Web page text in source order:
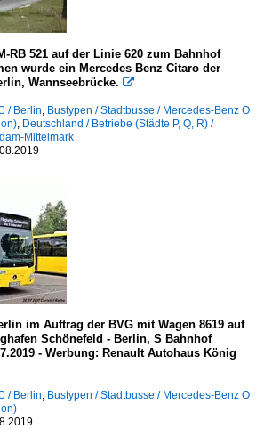
RB 521 auf der Linie 620 zum Bahnhof
wurde ein Mercedes Benz Citaro der
Wannseebrücke. 
/ Berlin, Bustypen / Stadtbusse / Mercedes-Benz O
, Deutschland / Betriebe (Städte P, Q, R) /
Mittelmark
im Auftrag der BVG mit Wagen 8619 auf
Schönefeld - Berlin, S Bahnhof
- Werbung: Renault Autohaus König
/ Berlin, Bustypen / Stadtbusse / Mercedes-Benz O